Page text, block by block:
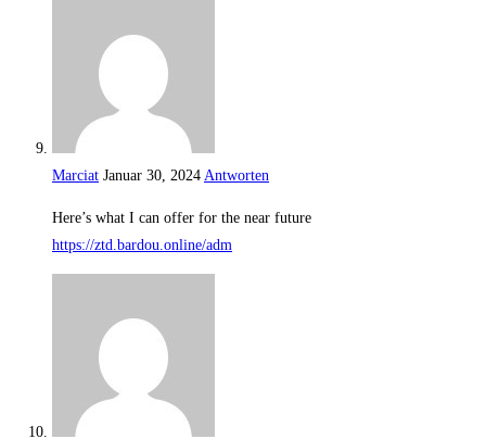
Marciat Januar 30, 2024 Antworten
Here’s what I can offer for the near future
https://ztd.bardou.online/adm